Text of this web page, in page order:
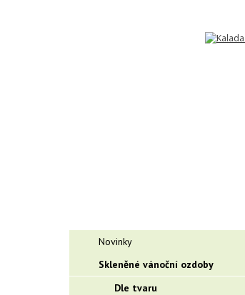
Novinky
Skleněné vánoční ozdoby
Dle tvaru